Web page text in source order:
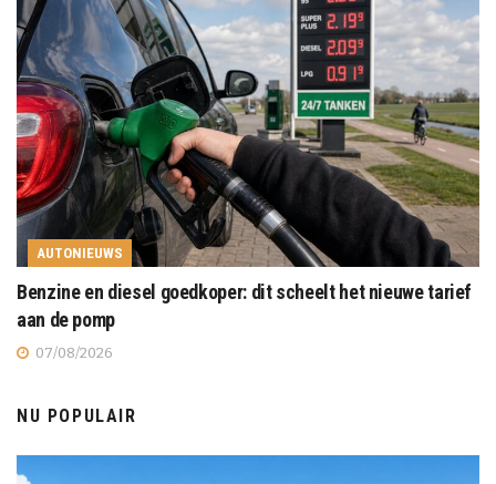
AUTONIEUWS
Benzine en diesel goedkoper: dit scheelt het nieuwe tarief
aan de pomp
07/08/2026
NU POPULAIR